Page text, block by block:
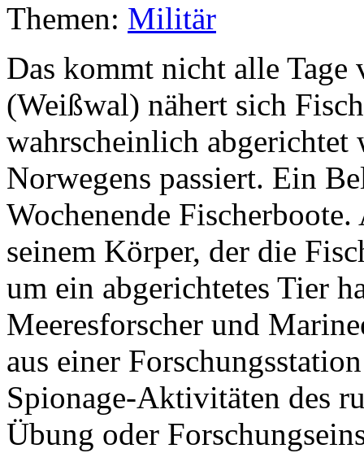
Themen: Militär
Das kommt nicht alle
(Weißwal) nähert sich
wahrscheinlich abgerichtet
Norwegens passiert. Ein
Wochenende
seinem Körper, der die
um ein abgerichtetes Tier
Meeresforscher und
aus einer
Spionage-Aktivitäten des
Übung oder